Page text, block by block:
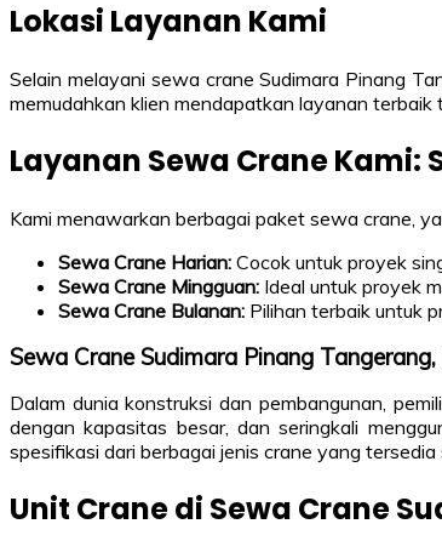
Lokasi Layanan Kami
Selain melayani sewa crane Sudimara Pinang
memudahkan klien mendapatkan layanan
Layanan Sewa Crane Kami:
Kami menawarkan berbagai paket sewa crane,
Sewa Crane Harian: Cocok untuk proyek
Sewa Crane Mingguan: Ideal untuk proyek
Sewa Crane Bulanan: Pilihan terbaik untuk
Sewa Crane Sudimara Pinang
Dalam dunia konstruksi dan pembangunan,
dengan kapasitas besar, dan seringkali
spesifikasi dari berbagai jenis crane yang
Unit Crane di Sewa Crane